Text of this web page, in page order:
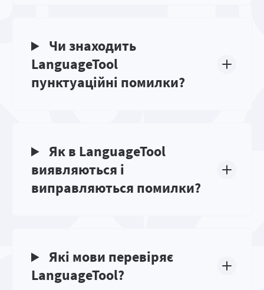
Чи знаходить
LanguageTool
пунктуаційні помилки?
Як в LanguageTool
виявляються і
виправляються помилки?
Які мови перевіряє
LanguageTool?